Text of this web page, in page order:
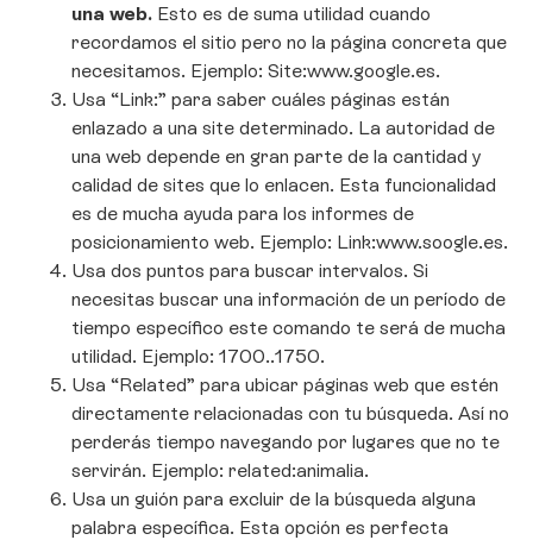
una web. Esto es de suma utilidad cuando
recordamos el sitio pero no la página concreta que
necesitamos. Ejemplo: Site:www.google.es.
Usa “Link:” para saber cuáles páginas están
enlazado a una site determinado. La autoridad de
una web depende en gran parte de la cantidad y
calidad de sites que lo enlacen. Esta funcionalidad
es de mucha ayuda para los informes de
posicionamiento web. Ejemplo: Link:www.soogle.es.
Usa dos puntos para buscar intervalos. Si
necesitas buscar una información de un período de
tiempo específico este comando te será de mucha
utilidad. Ejemplo: 1700..1750.
Usa “Related” para ubicar páginas web que estén
directamente relacionadas con tu búsqueda. Así no
perderás tiempo navegando por lugares que no te
servirán. Ejemplo: related:animalia.
Usa un guión para excluir de la búsqueda alguna
palabra específica. Esta opción es perfecta